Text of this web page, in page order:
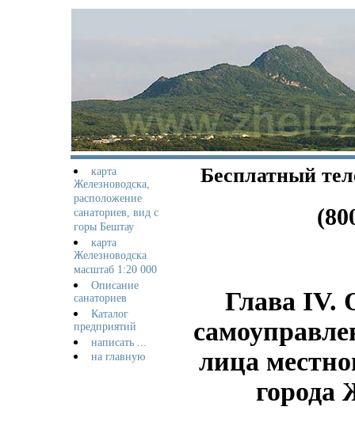
карта
Железноводска,
расположение
санаториев, вид с
горы Бештау
карта
Железноводска
масштаб 1:20 000
Описание
санаториев
Каталог
предприятий
написать ...
на главную
Бесплатный
Глава IV.
лица
города